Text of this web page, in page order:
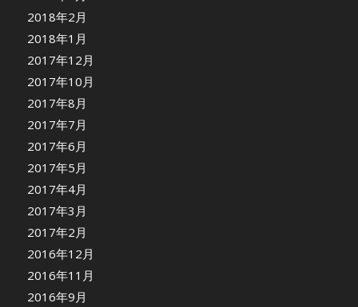
2018年2月
2018年1月
2017年12月
2017年10月
2017年8月
2017年7月
2017年6月
2017年5月
2017年4月
2017年3月
2017年2月
2016年12月
2016年11月
2016年9月